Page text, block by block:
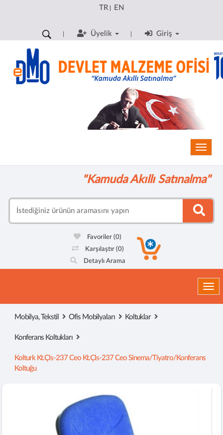
TR| EN
Üyelik Giriş
"Kamuda Akıllı Satınalma"
Favoriler(0)
Karşılaştır (0)
Detaylı Arama
Mobilya, Tekstil Ofis Mobilyaları Koltuklar
Konferans Koltukları
Kolturk Kt.çls-237 Ceo Kt.çls-237 Ceo Sinema/tiyatro/konferans
Koltuğu